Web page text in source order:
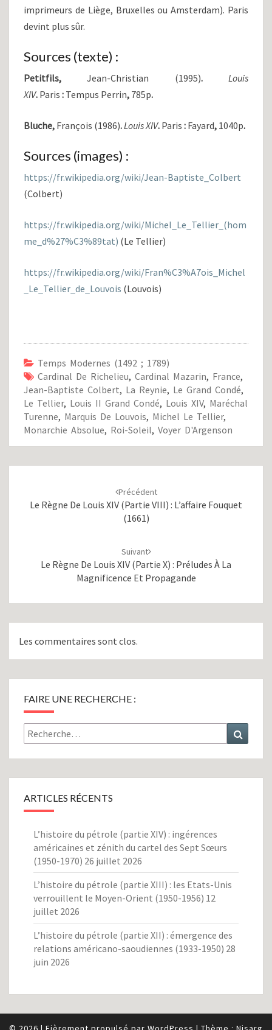
imprimeurs de Liège, Bruxelles ou Amsterdam). Paris
devint plus sûr.
Sources (texte) :
Petitfils, Jean-Christian (1995).
Louis
XIV. Paris : Tempus Perrin, 785p.
Bluche, François (1986).Louis XIV. Paris : Fayard, 1040p.
Sources (images) :
https://fr.wikipedia.org/wiki/Jean-Baptiste_Colbert
(Colbert)
https://fr.wikipedia.org/wiki/Michel_Le_Tellier_(hom
me_d%27%C3%89tat) (Le Tellier)
https://fr.wikipedia.org/wiki/Fran%C3%A7ois_Michel
_Le_Tellier_de_Louvois (Louvois)
Temps Modernes (1492 ; 1789)
Cardinal De Richelieu, Cardinal Mazarin, France,
Jean-Baptiste Colbert, La Reynie, Le Grand Condé,
Le Tellier, Louis II Grand Condé, Louis XIV, Maréchal
Turenne, Marquis De Louvois, Michel Le Tellier,
Monarchie Absolue, Roi-Soleil, Voyer D'Argenson
Précédent
Le Règne De Louis XIV (partie VIII) : L’affaire Fouquet
(1661)
Suivant
Le Règne De Louis XIV (partie X) : Préludes À La
Magnificence Et Propagande
Les commentaires sont clos.
FAIRE UNE RECHERCHE :
Rechercher :
ARTICLES RÉCENTS
L’histoire du pétrole (partie XIV) : ingérences
américaines et zénith du cartel des Sept Sœurs
(1950-1970) 26 juillet 2026
L’histoire du pétrole (partie XIII) : les Etats-Unis
verrouillent le Moyen-Orient (1950-1956) 12
juillet 2026
L’histoire du pétrole (partie XII) : émergence des
relations américano-saoudiennes (1933-1950) 28
juin 2026